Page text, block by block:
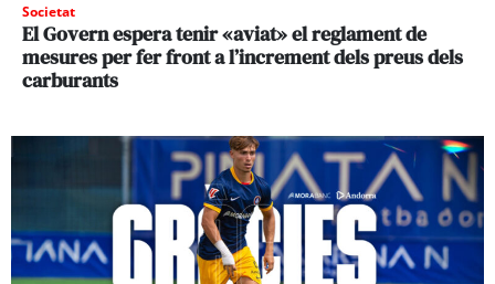
Societat
El Govern espera tenir «aviat» el reglament de
mesures per fer front a l’increment dels preus dels
carburants